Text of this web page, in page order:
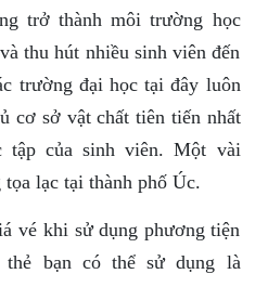
trở thành môi trường học
thu hút nhiều sinh viên đến
trường đại học tại đây luôn
cơ sở vật chất tiên tiến nhất
tập của sinh viên. Một vài
lạc tại thành phố Úc.
vé khi sử dụng phương tiện
bạn có thể sử dụng là